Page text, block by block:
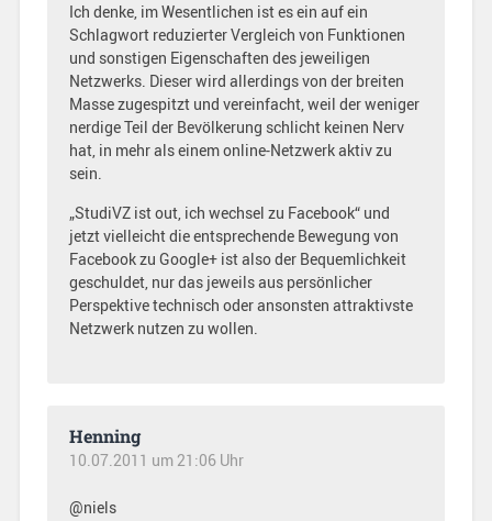
Ich denke, im Wesentlichen ist es ein auf ein
Schlagwort reduzierter Vergleich von Funktionen
und sonstigen Eigenschaften des jeweiligen
Netzwerks. Dieser wird allerdings von der breiten
Masse zugespitzt und vereinfacht, weil der weniger
nerdige Teil der Bevölkerung schlicht keinen Nerv
hat, in mehr als einem online-Netzwerk aktiv zu
sein.
„StudiVZ ist out, ich wechsel zu Facebook“ und
jetzt vielleicht die entsprechende Bewegung von
Facebook zu Google+ ist also der Bequemlichkeit
geschuldet, nur das jeweils aus persönlicher
Perspektive technisch oder ansonsten attraktivste
Netzwerk nutzen zu wollen.
Henning
10.07.2011 um 21:06 Uhr
@niels